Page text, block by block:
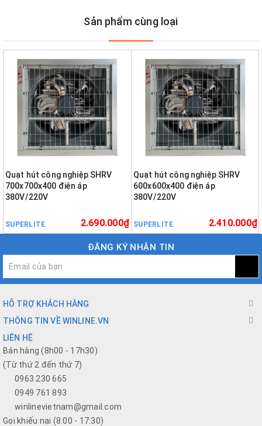
Sản phẩm cùng loại
Quạt hút công nghiệp SHRV
700x700x400 điện áp
380V/220V
SUPERLITE 2.690.000₫
Quạt hút công nghiệp SHRV
600x600x400 điện áp
380V/220V
SUPERLITE 2.410.000₫
ĐĂNG KÝ NHẬN TIN
HỖ TRỢ KHÁCH HÀNG
THÔNG TIN VỀ WINLINE.VN
LIÊN HỆ
Bán hàng (8h00 - 17h30)
(Từ thứ 2 đến thứ 7)
0963 230 665
0949 761 893
winlinevietnam@gmail.com
Gọi khiếu nại (8:00 - 17:30)